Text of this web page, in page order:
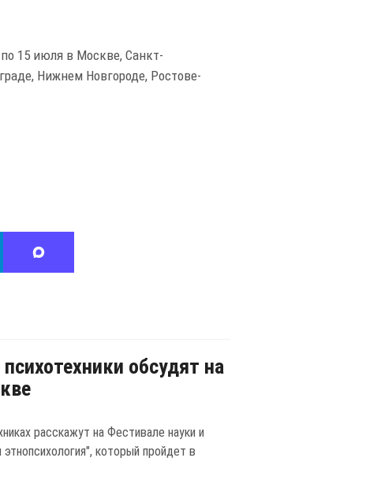
15 июля в Москве, Санкт-
Нижнем Новгороде, Ростове-
обсудят на
расскажут на Фестивале науки и
этнопсихология", который пройдет в